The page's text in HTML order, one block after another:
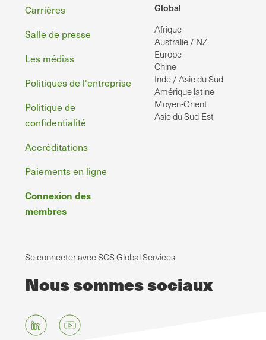
Global
Afrique
Australie / NZ
Europe
Chine
Inde / Asie du Sud
Amérique latine
Moyen-Orient
Asie du Sud-Est
Pied
de
page
Carrières
Salle de presse
Les médias
Politiques de l'entreprise
Politique de
confidentialité
Accréditations
Paiements en ligne
Connexion des
membres
Se connecter avec SCS Global Services
Nous sommes sociaux